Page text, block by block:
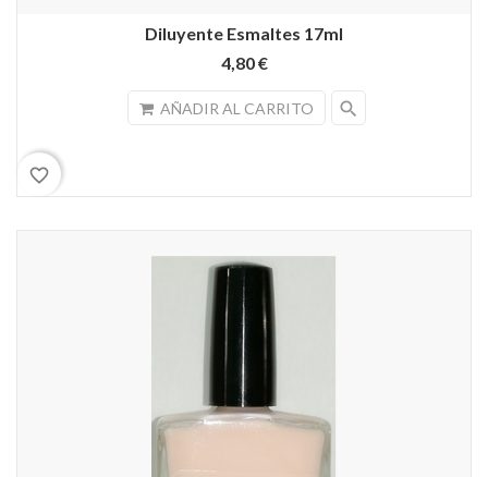
Diluyente Esmaltes 17ml
4,80 €
AÑADIR AL CARRITO search
favorite_border